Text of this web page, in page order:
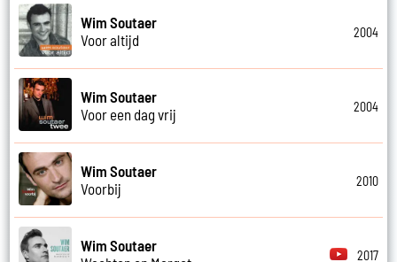
Wim Soutaer
Voor altijd
2004
Wim Soutaer
Voor een dag vrij
2004
Wim Soutaer
Voorbij
2010
Wim Soutaer
2017